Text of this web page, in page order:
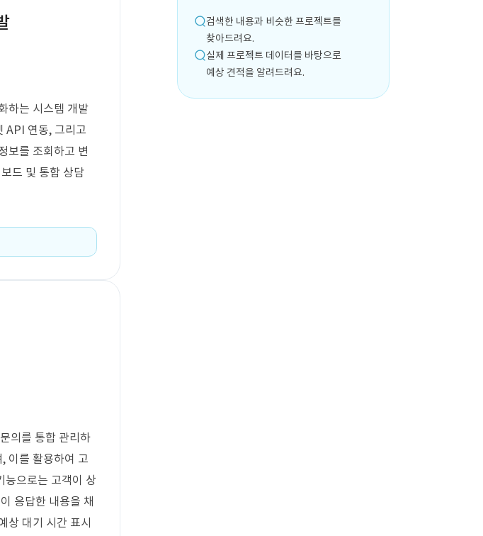
하는 시스템 개발
API 연동, 그리고
보를 조회하고 변
드 및 통합 상담
의를 통합 관리하
이를 활용하여 고
능으로는 고객이 상
응답한 내용을 채
상 대기 시간 표시
검색한 내용과 비슷한 프로젝트를
찾아드려요.
실제 프로젝트 데이터를 바탕으로
예상 견적을 알려드려요.